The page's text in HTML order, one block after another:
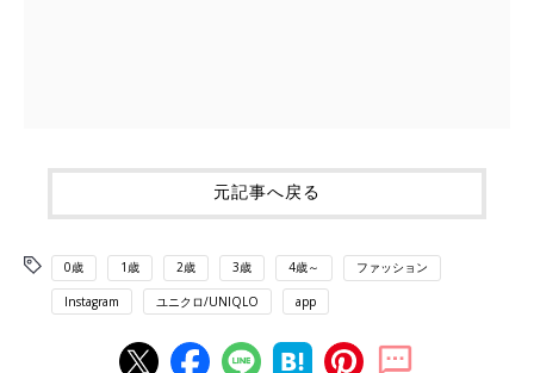
元記事へ戻る
0歳 1歳 2歳 3歳 4歳～ ファッション
Instagram ユニクロ/UNIQLO app